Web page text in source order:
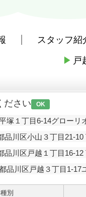
スタッフ紹
▶ 戸
ださい OK
塚１丁目6-14グローリ
品川区小山３丁目21-10
品川区戸越１丁目16-12
品川区戸越３丁目1-17
別